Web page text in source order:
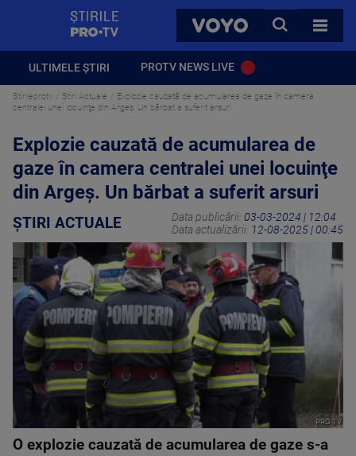
VOYO
CAUTA
TOATE
ULTIMELE ȘTIRI PROTV NEWS LIVE
Stirileprotv Știri Actuale
Explozie cauzată de acumularea de gaze în camera
centralei unei locuinţe din Argeș. Un bărbat a suferit arsuri
Explozie cauzată de acumularea de
gaze în camera centralei unei locuinţe
din Argeș. Un bărbat a suferit arsuri
ȘTIRI ACTUALE Data publicării: 03-03-2024 | 12:04
Data actualizării: 12-08-2025 | 00:45
PRO TV
O explozie cauzată de acumularea de gaze s-a